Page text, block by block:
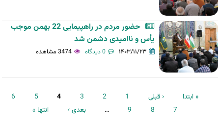
حضور مردم در راهپیمایی 22 بهمن موجب
یأس و ناامیدی دشمن شد
۱۴۰۳/۱۱/۲۳ 0 دیدگاه 3474 مشاهده
صفحه‌ها« ابتدا ‹ قبلی 1
2
3
4
5
6
7
8
9
… بعدی › انتها »